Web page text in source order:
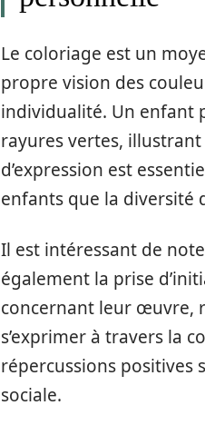
Le coloriage est un
propre vision des
individualité. Un enfant
rayures vertes,
d’expression est
enfants que la diversité
Il est intéressant de
également la prise
concernant leur œuvre,
s’exprimer à travers la
répercussions positives
sociale.